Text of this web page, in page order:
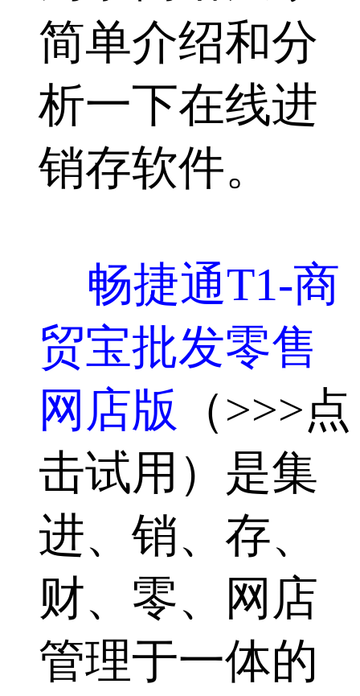
简单介绍和分
析一下在线进
销存软件。
畅捷通T1-商
贸宝批发零售
网店版 （>>>点
击试用）是集
进、销、存、
财、零、网店
管理于一体的